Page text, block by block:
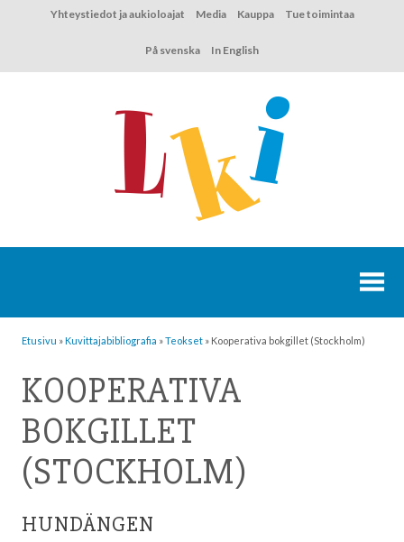
Yhteystiedot ja aukioloajat Media Kauppa Tue toimintaa
På svenska In English
Etusivu »Kuvittaja­bibliografia »Teokset » Kooperativa bokgillet (Stockholm)
KOOPERATIVA
BOKGILLET
(STOCKHOLM)
HUNDÄNGEN